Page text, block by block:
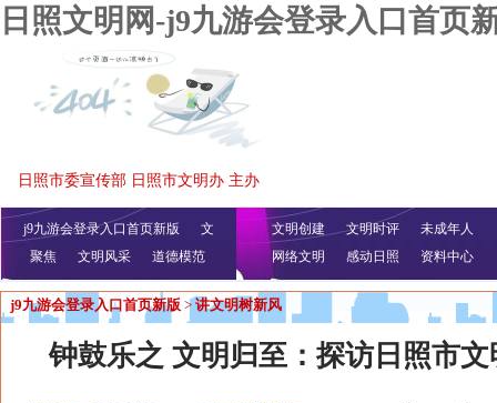
日照文明网-j9九游会登录入口首页
日照市委宣传部 日照市文明办 主办
j9九游会登录入口首页新版
文
明播报
公益视频
聚焦 文明风采 道德模范
文明创建 文明时评
未成年人
网络文明
感动日照 资料中心
j9九游会登录入口首页新版 > 讲文明树新风
钟鼓乐之 文明归至：探访日照市